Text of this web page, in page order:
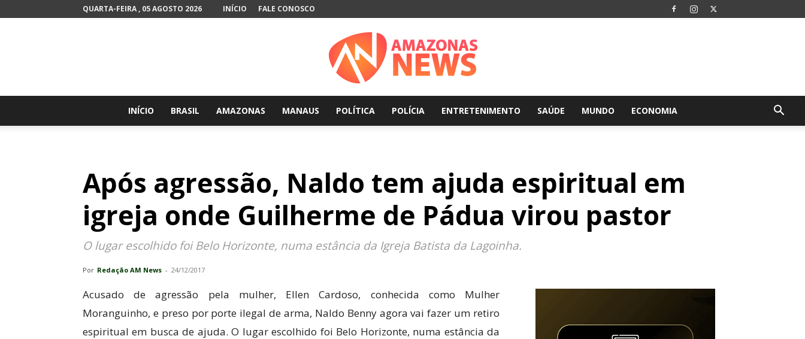
QUARTA-FEIRA , 05 AGOSTO 2026 INÍCIO FALE CONOSCO
INÍCIO BRASIL AMAZONAS MANAUS POLÍTICA POLÍCIA ENTRETENIMENTO SAÚDE MUNDO ECONOMIA
Após agressão, Naldo tem ajuda espiritual em
igreja onde Guilherme de Pádua virou pastor
O lugar escolhido foi Belo Horizonte, numa estância da Igreja Batista da Lagoinha.
Por Redação AM News - 24/12/2017
Acusado de agressão pela mulher, Ellen Cardoso, conhecida como Mulher
Moranguinho, e preso por porte ilegal de arma, Naldo Benny agora vai fazer um retiro
espiritual em busca de ajuda. O lugar escolhido foi Belo Horizonte, numa estância da